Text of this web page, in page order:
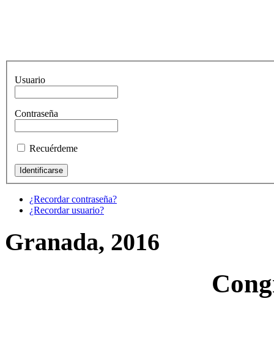
Usuario
Contraseña
Recuérdeme
¿Recordar contraseña?
¿Recordar usuario?
Granada, 2016